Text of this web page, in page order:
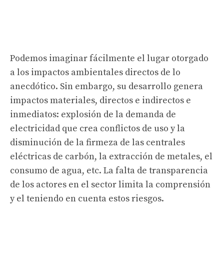
Podemos imaginar fácilmente el lugar otorgado
a los impactos ambientales directos de lo
anecdótico. Sin embargo, su desarrollo genera
impactos materiales, directos e indirectos e
inmediatos: explosión de la demanda de
electricidad que crea conflictos de uso y la
disminución de la firmeza de las centrales
eléctricas de carbón, la extracción de metales, el
consumo de agua, etc. La falta de transparencia
de los actores en el sector limita la comprensión
y el teniendo en cuenta estos riesgos.